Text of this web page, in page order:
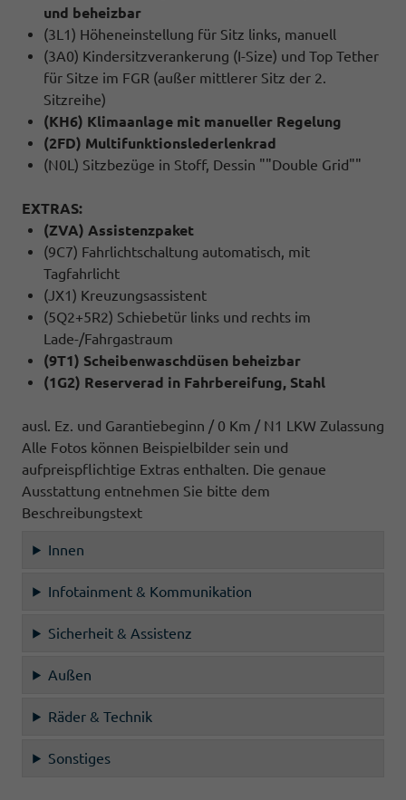
und beheizbar
(3L1) Höheneinstellung für Sitz links, manuell
(3A0) Kindersitzverankerung (I-Size) und Top Tether
für Sitze im FGR (außer mittlerer Sitz der 2.
Sitzreihe)
(KH6) Klimaanlage mit manueller Regelung
(2FD) Multifunktionslederlenkrad
(N0L) Sitzbezüge in Stoff, Dessin ""Double Grid""
EXTRAS:
(ZVA) Assistenzpaket
(9C7) Fahrlichtschaltung automatisch, mit
Tagfahrlicht
(JX1) Kreuzungsassistent
(5Q2+5R2) Schiebetür links und rechts im
Lade-/Fahrgastraum
(9T1) Scheibenwaschdüsen beheizbar
(1G2) Reserverad in Fahrbereifung, Stahl
ausl. Ez. und Garantiebeginn / 0 Km / N1 LKW Zulassung
Alle Fotos können Beispielbilder sein und
aufpreispflichtige Extras enthalten. Die genaue
Ausstattung entnehmen Sie bitte dem
Beschreibungstext
Innen
Infotainment & Kommunikation
Sicherheit & Assistenz
Außen
Räder & Technik
Sonstiges